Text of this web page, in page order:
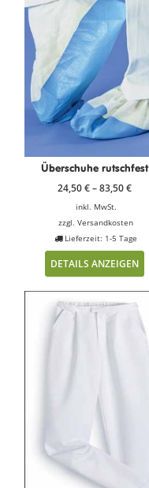
Überschuhe rutschfest
24,50€–83,50€
inkl. MwSt.
zzgl.Versandkosten
Lieferzeit: 1-5 Tage
DETAILS ANZEIGEN